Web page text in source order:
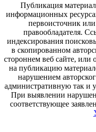
Публикация
информационных
первоисточник
правообладателя.
индексирования
в скопированном
стороннем веб сайте, или
на публикацию
нарушением
административную так и
При выявлении
соответствующее